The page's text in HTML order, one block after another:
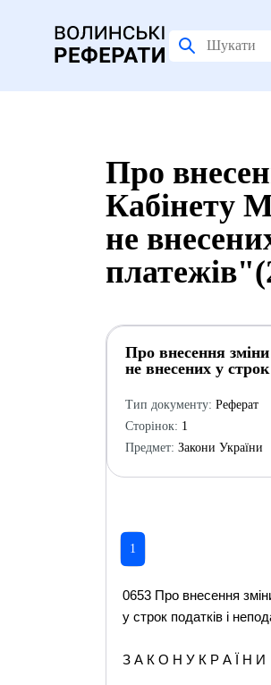
Про
Кабінету
не
Про внесення
не внесених у
Тип документу: Реферат
Сторінок: 1
Предмет: Закони України
1
0653 Про внесення
у строк податків і
З А К О Н У К Р А Ї Н И